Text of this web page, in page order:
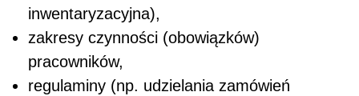
inwentaryzacyjna),
zakresy czynności (obowiązków)
pracowników,
regulaminy (np. udzielania zamówień